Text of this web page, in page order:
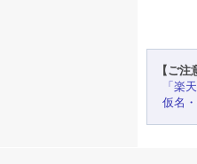
【ご注
「楽
仮名